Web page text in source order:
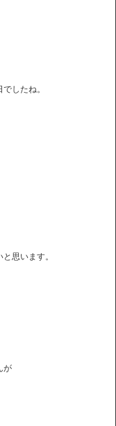
したね。
思います。
が